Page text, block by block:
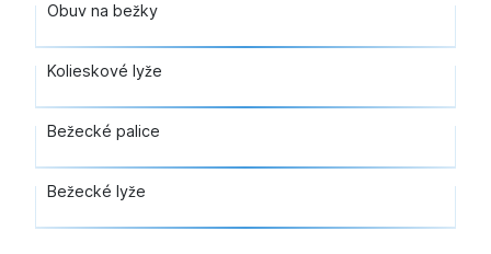
Obuv na bežky
Kolieskové lyže
Bežecké palice
Bežecké lyže